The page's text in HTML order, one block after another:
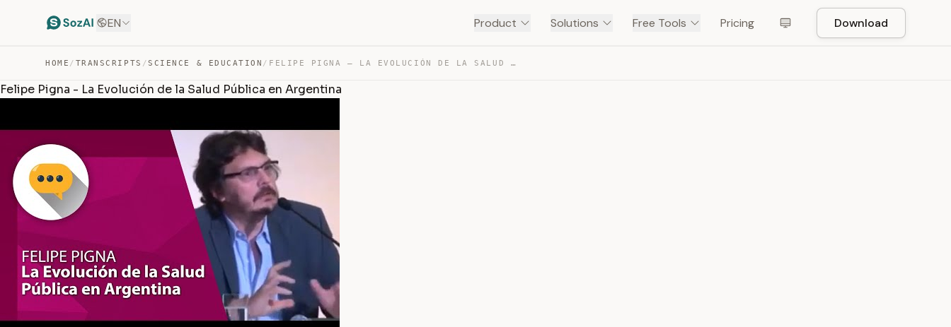
EN Product Solutions Free Tools Pricing Download
HOME / TRANSCRIPTS /SCIENCE & EDUCATION / FELIPE PIGNA – LA EVOLUCIÓN DE LA SALUD PÚBLICA EN ARGE… — TRANSCRIPT
Felipe Pigna - La Evolución de la Salud Pública en Argentina